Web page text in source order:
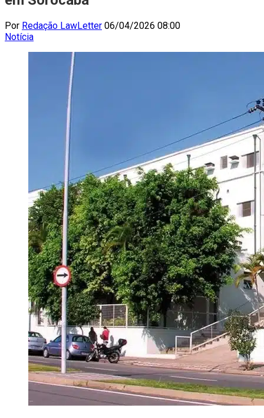
Por Redação LawLetter 06/04/2026 08:00
Notícia